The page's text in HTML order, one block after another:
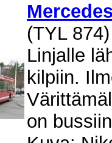
(TYL 874)
Linjalle
kilpiin.
on